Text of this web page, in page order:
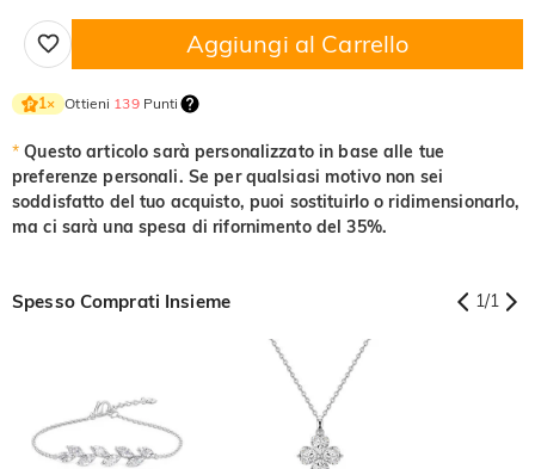
Aggiungi al Carrello
1× Ottieni 139Punti
* Questo articolo sarà personalizzato in base alle tue
preferenze personali. Se per qualsiasi motivo non sei
soddisfatto del tuo acquisto, puoi sostituirlo o ridimensionarlo,
ma ci sarà una spesa di rifornimento del 35%.
Spesso Comprati Insieme 1/1